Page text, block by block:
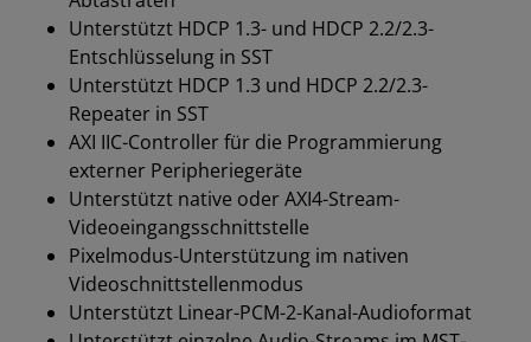
Unterstützt HDCP 1.3- und HDCP 2.2/2.3-
Entschlüsselung in SST
Unterstützt HDCP 1.3 und HDCP 2.2/2.3-
Repeater in SST
AXI IIC-Controller für die Programmierung
externer Peripheriegeräte
Unterstützt native oder AXI4-Stream-
Videoeingangsschnittstelle
Pixelmodus-Unterstützung im nativen
Videoschnittstellenmodus
Unterstützt Linear-PCM-2-Kanal-Audioformat